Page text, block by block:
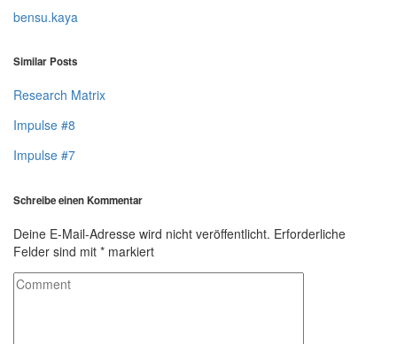
bensu.kaya
Similar Posts
Research Matrix
Impulse #8
Impulse #7
Schreibe einen Kommentar
Deine E-Mail-Adresse wird nicht veröffentlicht. Erforderliche
Felder sind mit * markiert